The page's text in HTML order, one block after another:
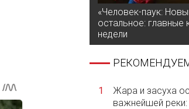
«Человек-паук:
остальное: главные
недели
1
Жара и засуха
важнейшей реки: